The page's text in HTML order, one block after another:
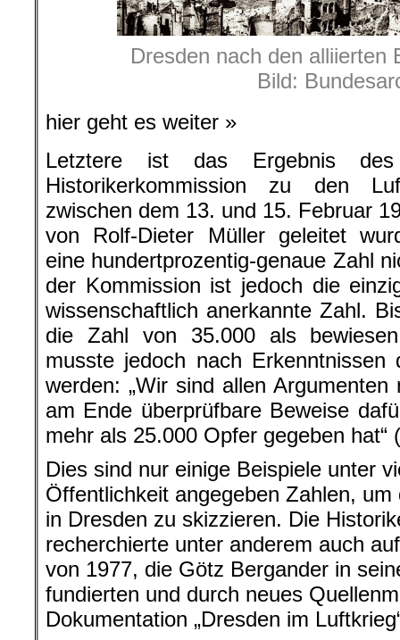
Dresden nach den alliierten
Bild:
hier geht es weiter »
Letztere ist das Ergebnis des
Historikerkommission zu den
zwischen dem 13. und 15. Februar
von Rolf-Dieter Müller geleitet
eine hundertprozentig-genaue Zahl
der Kommission ist jedoch die
wissenschaftlich anerkannte Zahl.
die Zahl von 35.000 als
musste jedoch nach Erkenntnissen
werden: „Wir sind allen Argumenten
am Ende überprüfbare Beweise
mehr als 25.000 Opfer gegeben hat“
Dies sind nur einige Beispiele unter
Öffentlichkeit angegeben Zahlen,
in Dresden zu skizzieren. Die
recherchierte unter anderem auch
von 1977, die Götz Bergander in
fundierten und durch neues
Dokumentation „Dresden im